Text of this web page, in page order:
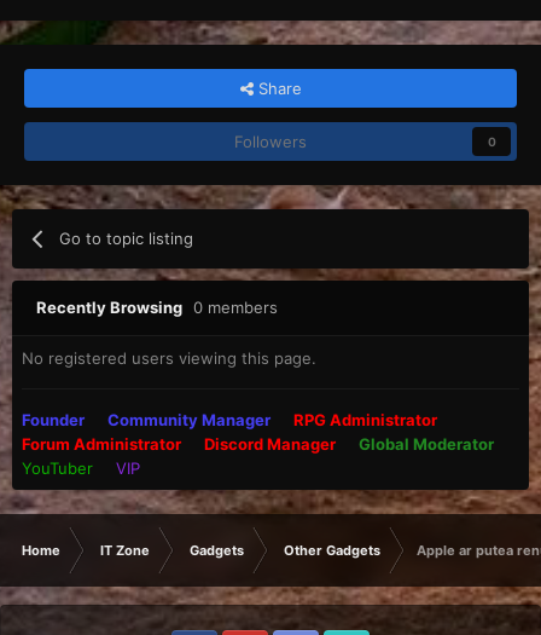
Share
Followers 0
Go to topic listing
Recently Browsing 0 members
No registered users viewing this page.
Founder Community Manager
RPG Administrator
Forum Administrator
Discord Manager
Global Moderator
YouTuber
VIP
Home IT Zone Gadgets Other Gadgets Apple ar putea